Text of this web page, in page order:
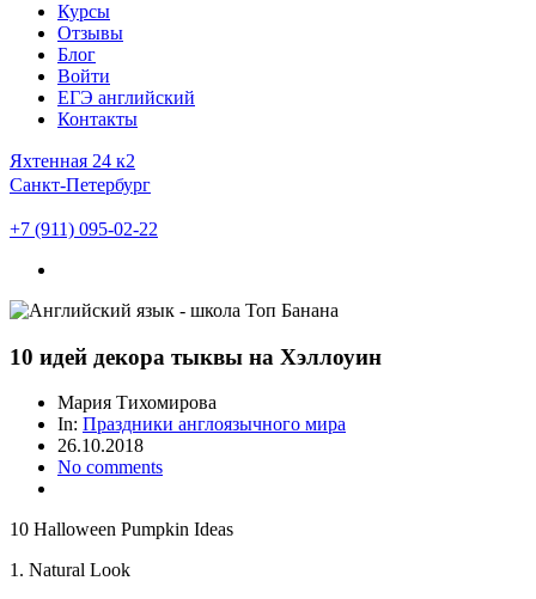
Курсы
Отзывы
Блог
Войти
ЕГЭ английский
Контакты
Яхтенная 24 к2
Санкт-Петербург
+7 (911) 095-02-22
10 идей декора тыквы на Хэллоуин
Мария Тихомирова
In: Праздники англоязычного мира
26.10.2018
No comments
10 Halloween Pumpkin Ideas
1. Natural Look